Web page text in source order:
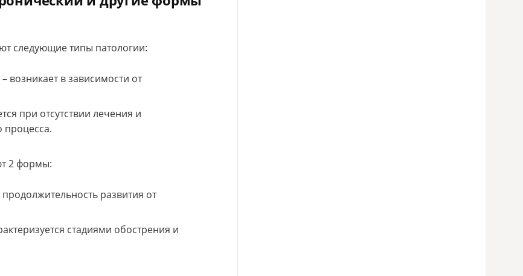
следующие типы патологии:
возникает в зависимости от
при отсутствии лечения и
процесса.
2 формы:
развития от
стадиями обострения и